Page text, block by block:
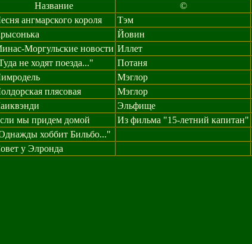
Название ©
ангмарского короля Тэм
Йовин
Моргульские новости Иллет
не ходят поезда..."
Потаня
Мэглор
плясовая Мэглор
Эльфище
мы придем домой
Из фильма "15-летний капитан"
хоббит Бильбо..."
у Элронда